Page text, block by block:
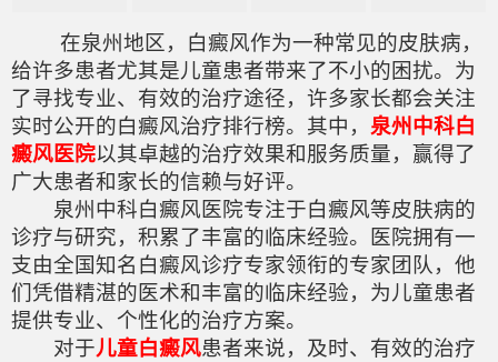
在泉州地区，白癜风作为一种常见的皮肤病，
给许多患者尤其是儿童患者带来了不小的困扰。为
了寻找专业、有效的治疗途径，许多家长都会关注
实时公开的白癜风治疗排行榜。其中， 泉州中科白
癜风医院以其卓越的治疗效果和服务质量，赢得了
广大患者和家长的信赖与好评。
泉州中科白癜风医院专注于白癜风等皮肤病的
诊疗与研究，积累了丰富的临床经验。医院拥有一
支由全国知名白癜风诊疗专家领衔的专家团队，他
们凭借精湛的医术和丰富的临床经验，为儿童患者
提供专业、个性化的治疗方案。
对于儿童白癜风患者来说，及时、有效的治疗